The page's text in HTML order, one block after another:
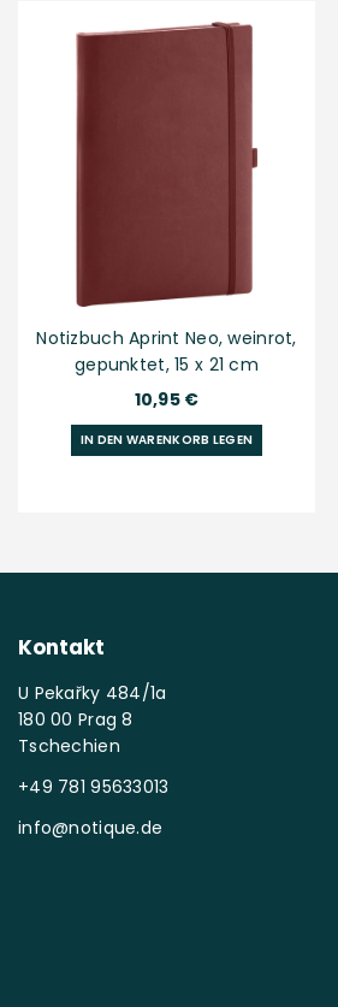
Notizbuch Aprint Neo, weinrot,
gepunktet, 15 x 21 cm
Normaler
Preis
10,95 €
IN DEN WARENKORB LEGEN
Kontakt
U Pekařky 484/1a
180 00 Prag 8
Tschechien
+49 781 95633013
info@notique.de